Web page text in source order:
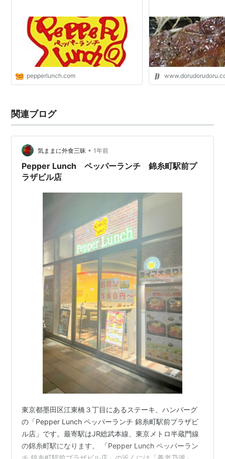
pepperlunch.com
関連ブログ
気ままに外食三昧 • 1年前
Pepper Lunch ペッパーランチ 錦糸町駅前プ
ラザビル店
東京都墨田区江東橋３丁目にあるステーキ、ハンバーグ
の「Pepper Lunch ペッパーランチ 錦糸町駅前プラザビ
ル店」です。最寄駅はJR総武本線、東京メトロ半蔵門線
の錦糸町駅になります。 「Pepper Lunch ペッパーラン